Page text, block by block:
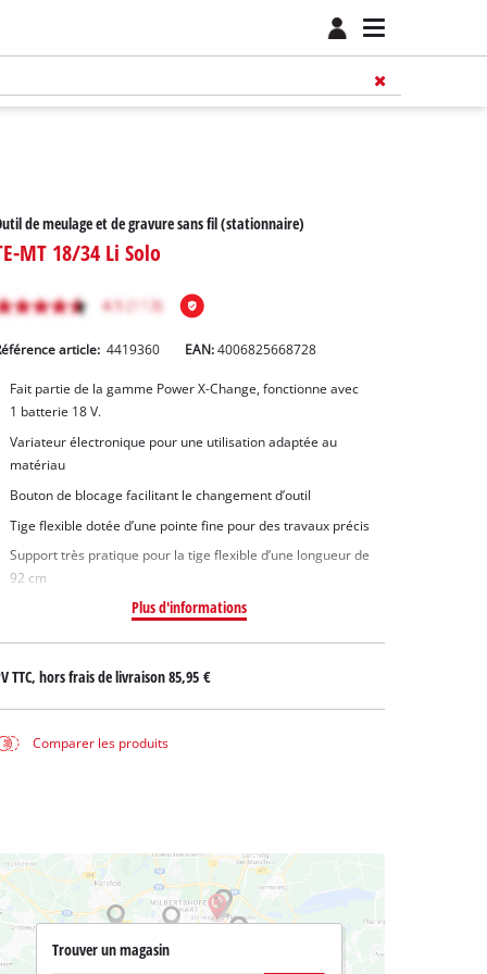
de meulage et de gravure sans fil (stationnaire)
MT 18/34 Li Solo
article: 4419360 EAN:4006825668728
Fait partie de la gamme Power X-Change, fonctionne avec
1 batterie 18 V.
Variateur électronique pour une utilisation adaptée au
matériau
Bouton de blocage facilitant le changement d’outil
Tige flexible dotée d’une pointe fine pour des travaux précis
Support très pratique pour la tige flexible d’une longueur de
92 cm
Plus d'informations
TTC, hors frais de livraison85,95 €
Comparer les produits
Trouver un magasin